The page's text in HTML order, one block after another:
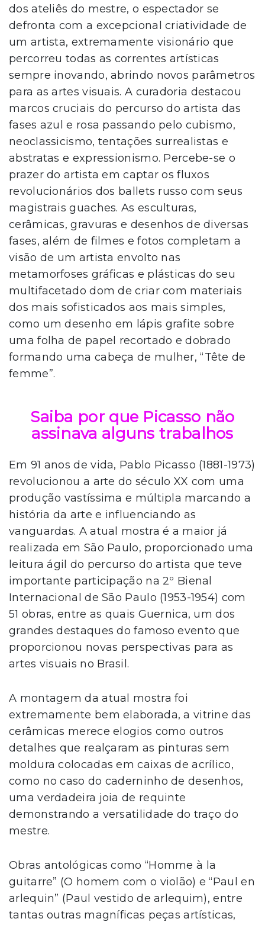
dos ateliês do mestre, o espectador se
defronta com a excepcional criatividade de
um artista, extremamente visionário que
percorreu todas as correntes artísticas
sempre inovando, abrindo novos parâmetros
para as artes visuais. A curadoria destacou
marcos cruciais do percurso do artista das
fases azul e rosa passando pelo cubismo,
neoclassicismo, tentações surrealistas e
abstratas e expressionismo. Percebe-se o
prazer do artista em captar os fluxos
revolucionários dos ballets russo com seus
magistrais guaches. As esculturas,
cerâmicas, gravuras e desenhos de diversas
fases, além de filmes e fotos completam a
visão de um artista envolto nas
metamorfoses gráficas e plásticas do seu
multifacetado dom de criar com materiais
dos mais sofisticados aos mais simples,
como um desenho em lápis grafite sobre
uma folha de papel recortado e dobrado
formando uma cabeça de mulher, “Tête de
femme”.
Saiba por que Picasso não
assinava alguns trabalhos
Em 91 anos de vida, Pablo Picasso (1881-1973)
revolucionou a arte do século XX com uma
produção vastíssima e múltipla marcando a
história da arte e influenciando as
vanguardas. A atual mostra é a maior já
realizada em São Paulo, proporcionado uma
leitura ágil do percurso do artista que teve
importante participação na 2º Bienal
Internacional de São Paulo (1953-1954) com
51 obras, entre as quais Guernica, um dos
grandes destaques do famoso evento que
proporcionou novas perspectivas para as
artes visuais no Brasil.
A montagem da atual mostra foi
extremamente bem elaborada, a vitrine das
cerâmicas merece elogios como outros
detalhes que realçaram as pinturas sem
moldura colocadas em caixas de acrílico,
como no caso do caderninho de desenhos,
uma verdadeira joia de requinte
demonstrando a versatilidade do traço do
mestre.
Obras antológicas como “Homme à la
guitarre” (O homem com o violão) e “Paul en
arlequin” (Paul vestido de arlequim), entre
tantas outras magníficas peças artísticas,